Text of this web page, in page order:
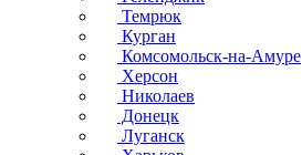
Темрюк
Курган
Комсомольск-на-Амуре
Херсон
Николаев
Донецк
Луганск